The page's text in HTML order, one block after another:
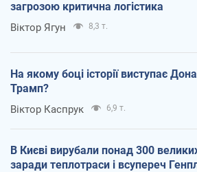
загрозою критична логістика
Віктор Ягун 8,3 т.
На якому боці історії виступає
Трамп?
Віктор Каспрук 6,9 т.
В Києві вирубали понад 300
заради теплотраси і всупереч